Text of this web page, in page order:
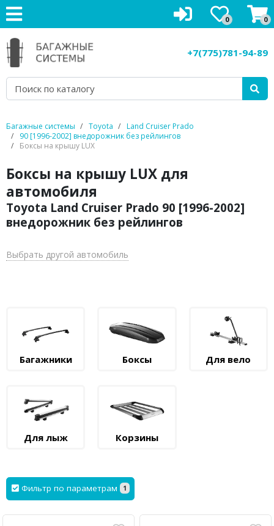
0 0
+7(775)781-94-89
Багажные системы Toyota
Land Cruiser Prado
90 [1996-2002] внедорожник без рейлингов
Боксы на крышу LUX
Боксы на крышу LUX для
автомобиля
Toyota Land Cruiser Prado 90 [1996-2002]
внедорожник без рейлингов
Выбрать другой автомобиль
Багажники Боксы Для вело
Для лыж Корзины
Фильтр по параметрам 1
Багажники на крышу
Рейлинги на крышу
Боксы на крышу
Велокрепления
Крепления для лыж
Грузовые корзины
Аксессуары
Услуги